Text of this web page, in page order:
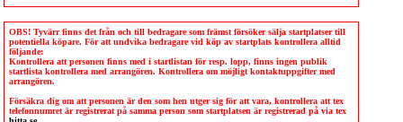
OBS! Tyvärr finns det från och till bedragare som främst försöker sälja startplatser till
potentiella köpare. För att undvika bedragare vid köp av startplats kontrollera alltid
följande:
Kontrollera att personen finns med i startlistan för resp. lopp, finns ingen publik
startlista kontrollera med arrangören. Kontrollera om möjligt kontaktuppgifter med
arrangören.
Försäkra dig om att personen är den som hen utger sig för att vara, kontrollera att tex
telefonnumret är registrerat på samma person som startplatsen är registrerad på via tex